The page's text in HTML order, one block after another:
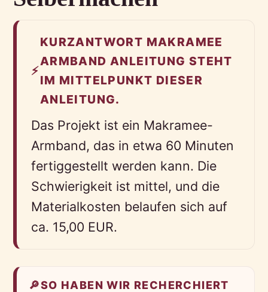
⚡
KURZANTWORT MAKRAMEE
ARMBAND ANLEITUNG STEHT
IM MITTELPUNKT DIESER
ANLEITUNG.
Das Projekt ist ein Makramee-
Armband, das in etwa 60 Minuten
fertiggestellt werden kann. Die
Schwierigkeit ist mittel, und die
Materialkosten belaufen sich auf
ca. 15,00 EUR.
🔎SO HABEN WIR RECHERCHIERT